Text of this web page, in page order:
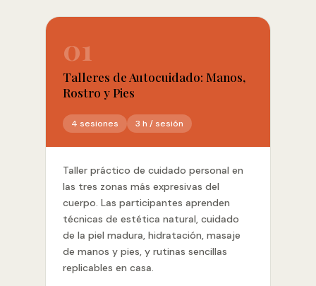
01
Talleres de Autocuidado: Manos,
Rostro y Pies
4 sesiones 3 h / sesión
Taller práctico de cuidado personal en
las tres zonas más expresivas del
cuerpo. Las participantes aprenden
técnicas de estética natural, cuidado
de la piel madura, hidratación, masaje
de manos y pies, y rutinas sencillas
replicables en casa.